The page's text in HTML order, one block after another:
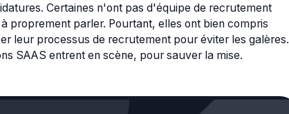
Certaines n'ont pas d'équipe de recrutement
proprement parler. Pourtant, elles ont bien compris
leur processus de recrutement pour éviter les galères.
SAAS entrent en scène, pour sauver la mise.